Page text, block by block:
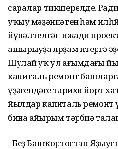
саралар тикшерелде.
уҡыу мәҙәниәтен һәм
йүнәлтелгән ижади
ашырыуҙа ярҙам итергә
Шулай уҡ ул ағымдағы
капиталь ремонт
үҙәгендәге тарихи йорт
йылдар капиталь ремонт
бина айырым тәрбиә
- Беҙ Башҡортостан